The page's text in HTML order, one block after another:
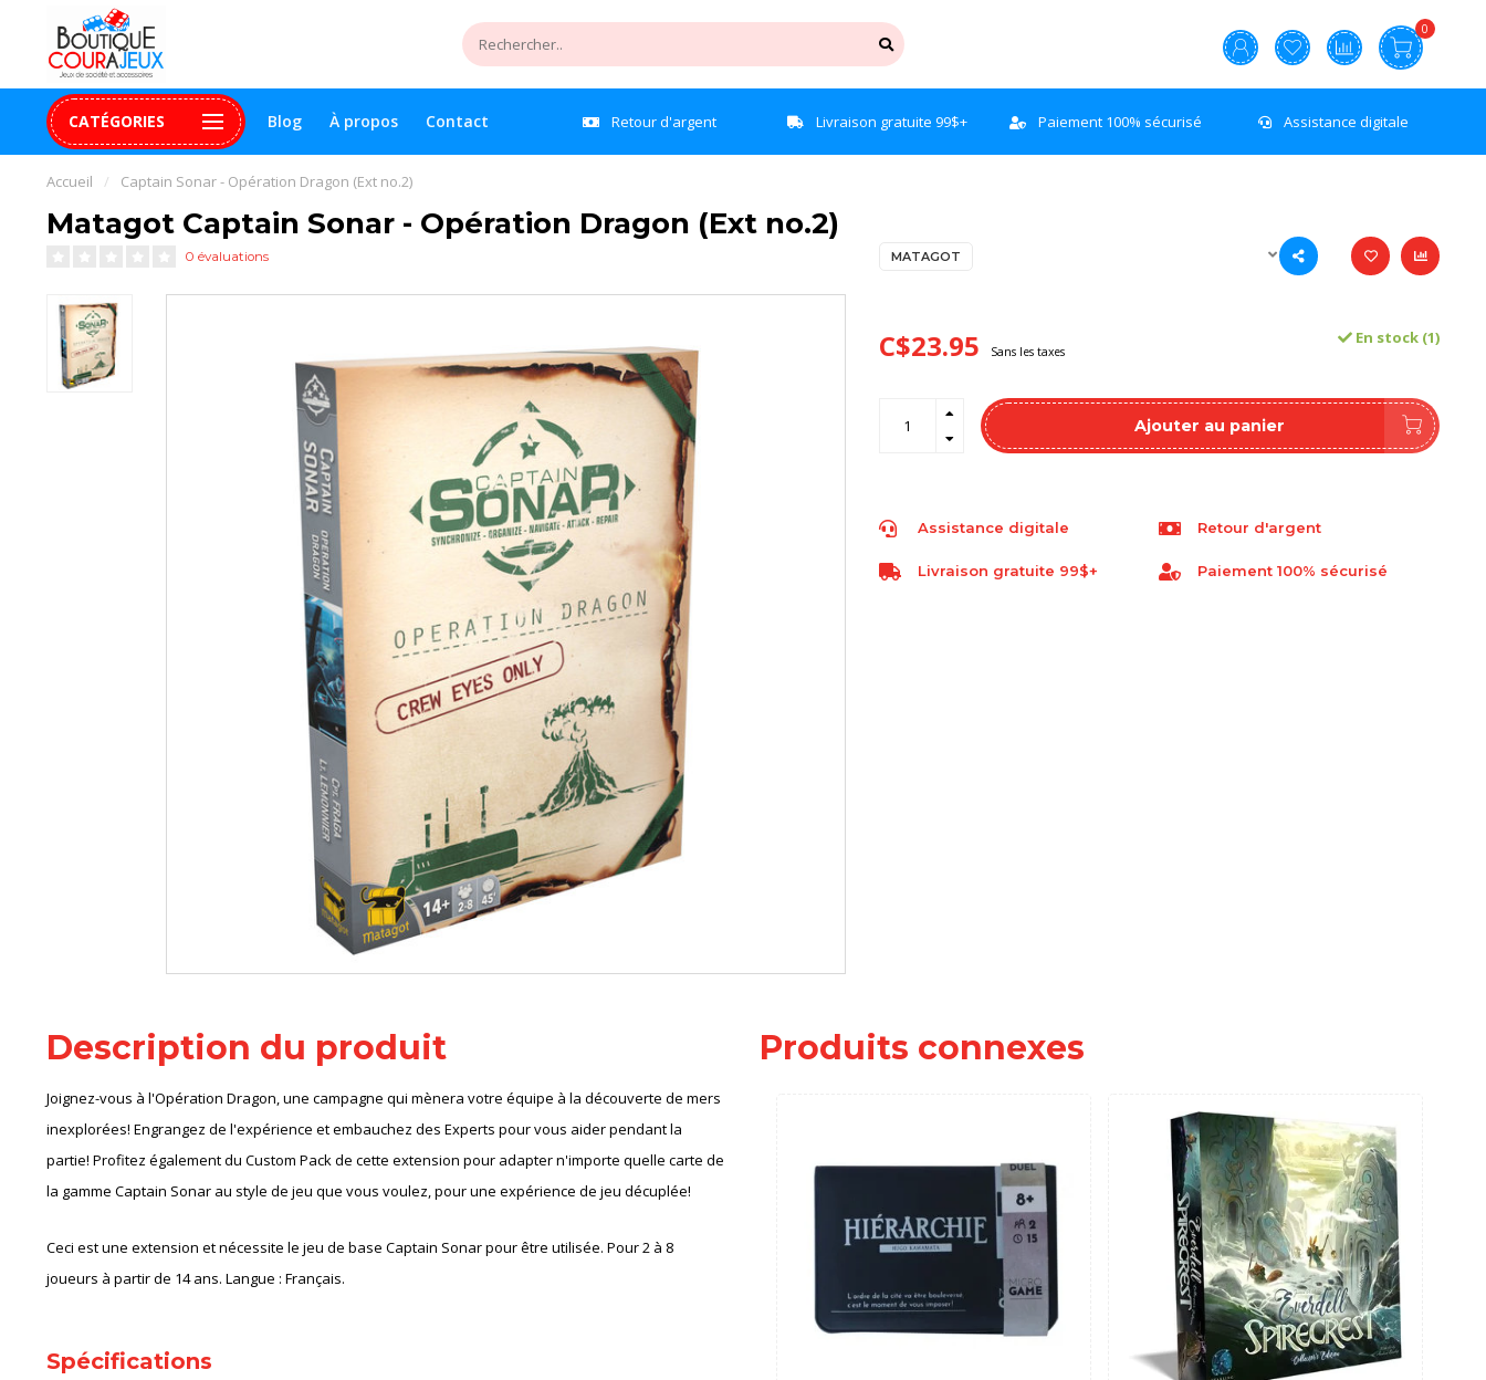
0
CATÉGORIES Blog À propos Contact
99$+ Paiement 100% sécurisé Assistance digitale Retour d'argent Livraison gratuite 99$+ Paiement 100% sécurisé Assistance digitale
Accueil / Captain Sonar - Opération Dragon (Ext no.2)
Matagot Captain Sonar - Opération Dragon (Ext no.2)
0 évaluations MATAGOT
C$23.95 Sans les taxes
En stock (1)
Ajouter au panier
Assistance digitale Retour d'argent
Livraison gratuite 99$+ Paiement 100% sécurisé
Description du produit
Joignez-vous à l'Opération Dragon, une campagne qui mènera votre équipe à la découverte de mers
inexplorées! Engrangez de l'expérience et embauchez des Experts pour vous aider pendant la
partie! Profitez également du Custom Pack de cette extension pour adapter n'importe quelle carte de
la gamme Captain Sonar au style de jeu que vous voulez, pour une expérience de jeu décuplée!
Ceci est une extension et nécessite le jeu de base Captain Sonar pour être utilisée. Pour 2 à 8
joueurs à partir de 14 ans. Langue : Français.
Spécifications
Produits connexes